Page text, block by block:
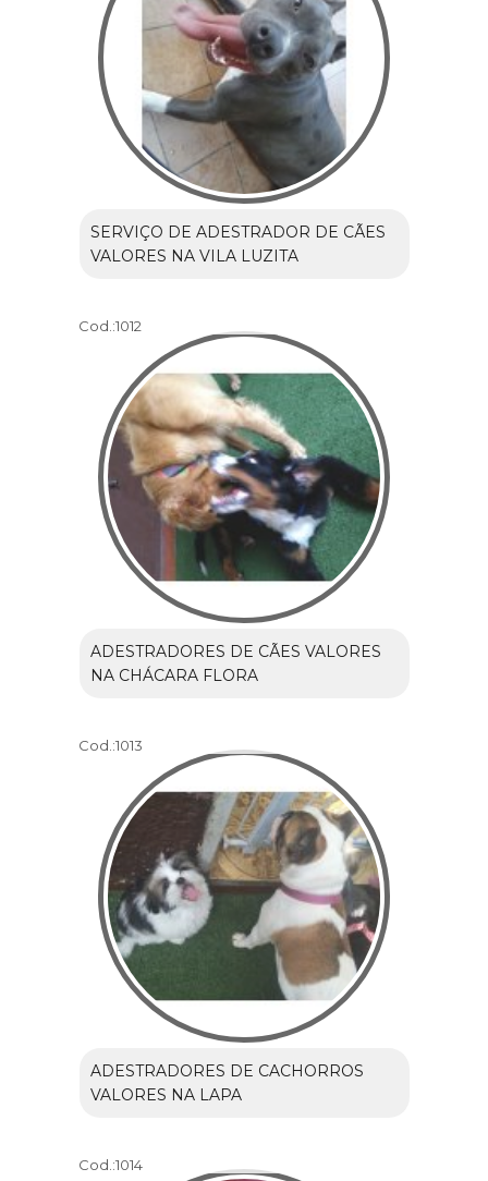
SERVIÇO DE ADESTRADOR DE CÃES
VALORES NA VILA LUZITA
Cod.:1012
ADESTRADORES DE CÃES VALORES
NA CHÁCARA FLORA
Cod.:1013
ADESTRADORES DE CACHORROS
VALORES NA LAPA
Cod.:1014